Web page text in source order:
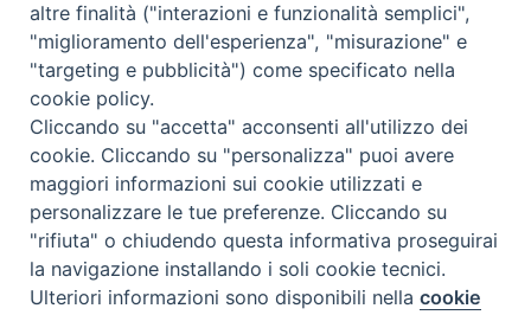
Piazza Giovene 4 – 70056 Molfetta (BA)
comunicazionisociali@diocesimolfetta.it
SEGUICI SU
Facebook
Instagram
X YouTube
Feed
Privacy Policy - trasparenza
© 2016 - 2026 Diocesi Molfetta Ruvo Giovinazzo Terlizzi
Preferenze Cookie
altre finalità ("interazioni e funzionalità semplici",
"miglioramento dell'esperienza", "misurazione" e
"targeting e pubblicità") come specificato nella
cookie policy.
Cliccando su "accetta" acconsenti all'utilizzo dei
cookie. Cliccando su "personalizza" puoi avere
maggiori informazioni sui cookie utilizzati e
personalizzare le tue preferenze. Cliccando su
"rifiuta" o chiudendo questa informativa proseguirai
la navigazione installando i soli cookie tecnici.
Ulteriori informazioni sono disponibili nellacookie